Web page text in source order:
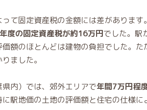
て固定資産税の金額には差があります
度の固定資産税が約16万円でした。駅
額のほとんどは建物の負担でした。
ました。
内）では、郊外エリアで年間7万円程
駅地価の土地の評価額と住宅の仕様